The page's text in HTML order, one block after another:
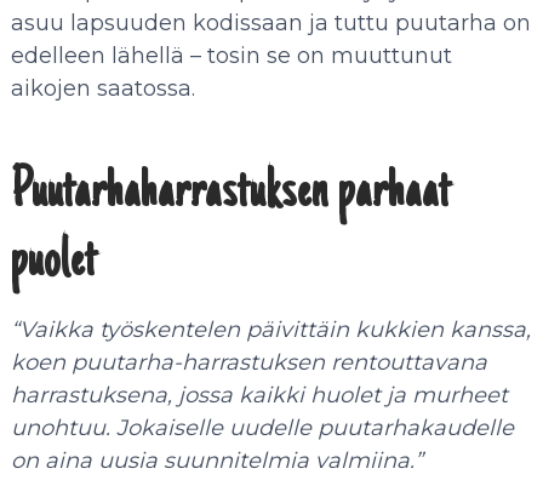
asuu lapsuuden kodissaan ja tuttu puutarha on
edelleen lähellä – tosin se on muuttunut
aikojen saatossa.
Puutarhaharrastuksen parhaat
puolet
“Vaikka työskentelen päivittäin kukkien kanssa,
koen puutarha-harrastuksen rentouttavana
harrastuksena, jossa kaikki huolet ja murheet
unohtuu. Jokaiselle uudelle puutarhakaudelle
on aina uusia suunnitelmia valmiina.”